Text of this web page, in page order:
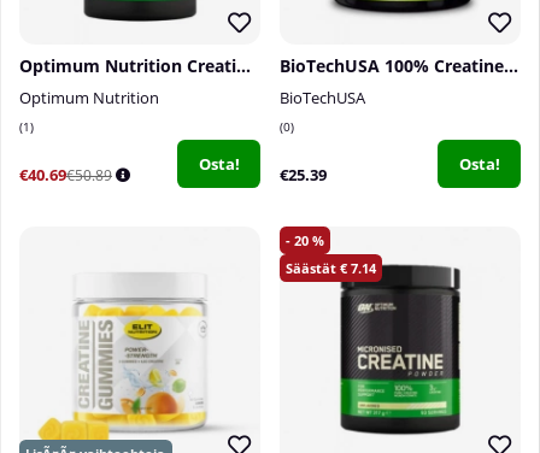
Optimum Nutrition Creatine Powder, 600 g
Optimum Nutrition
1
€40.69€50.89
Osta!
BioTechUSA 100% Creatine Monohydrate, 300 g
BioTechUSA
0
€25.39 Osta!
20
7.14